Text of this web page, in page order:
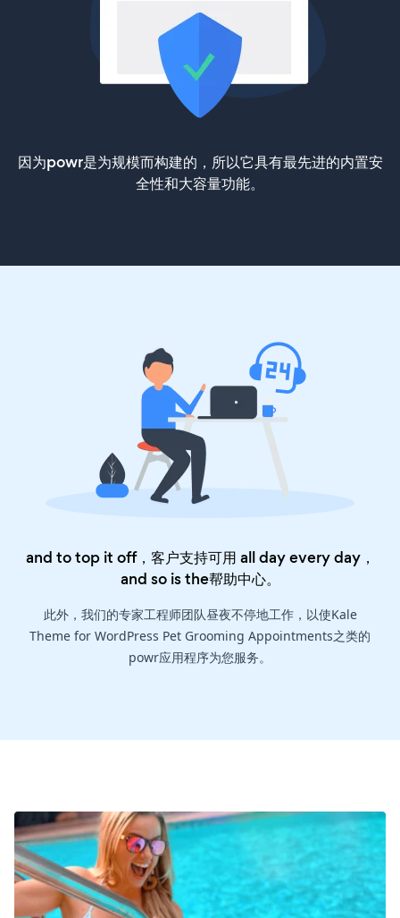
因为powr是为规模而构建的，所以它具有最先进的内置安
全性和大容量功能。
and to top it off，客户支持可用 all day every day，
and so is the帮助中心。
此外，我们的专家工程师团队昼夜不停地工作，以使Kale
Theme for WordPress Pet Grooming Appointments之类的
powr应用程序为您服务。